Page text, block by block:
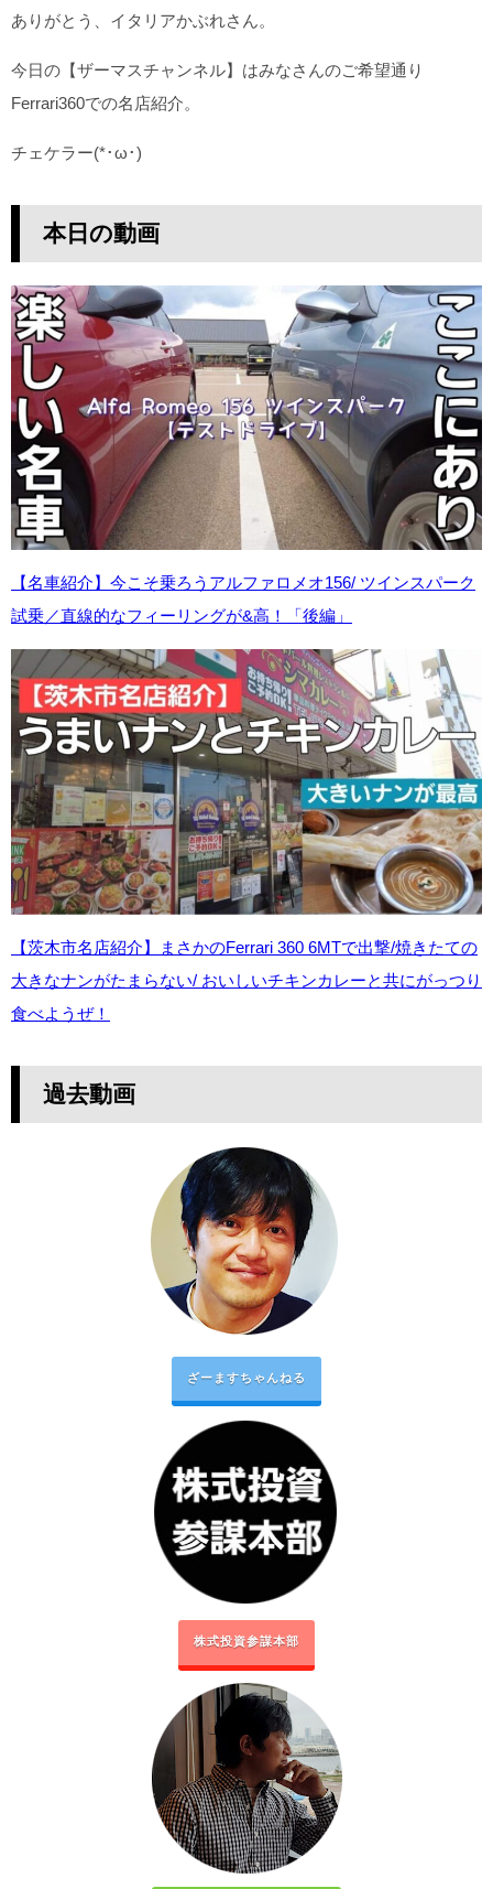
ありがとう、イタリアかぶれさん。
今日の【ザーマスチャンネル】はみなさんのご希望通り
Ferrari360での名店紹介。
チェケラー(*･ω･)
本日の動画
【名車紹介】今こそ乗ろうアルファロメオ156/ ツインスパーク
試乗／直線的なフィーリングが&高！「後編」
【茨木市名店紹介】まさかのFerrari 360 6MTで出撃/焼きたての
大きなナンがたまらない/ おいしいチキンカレーと共にがっつり
食べようぜ！
過去動画
ざーますちゃんねる
株式投資参謀本部